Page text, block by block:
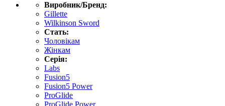
Виробник/Бренд:
Gillette
Wilkinson Sword
Стать:
Чоловікам
Жінкам
Серія:
Labs
Fusion5
Fusion5 Power
ProGlide